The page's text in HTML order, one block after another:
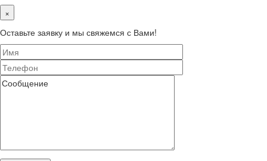
×
Оставьте заявку и мы свяжемся с Вами!